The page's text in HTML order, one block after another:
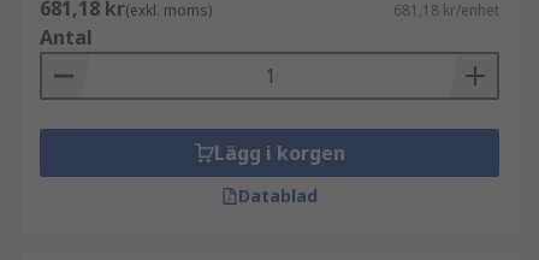
681,18 kr(exkl. moms) 681,18 kr/enhet
Antal
Lägg i korgen
Datablad